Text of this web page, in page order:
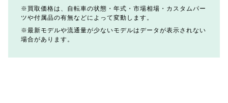
買取価格は、自転車の状態・年式・市場相場・カスタムパー
ツや付属品の有無などによって変動します。
最新モデルや流通量が少ないモデルはデータが表示されない
場合があります。